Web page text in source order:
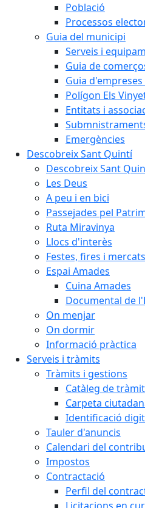
Població
Processos
Guia del municipi
Serveis i
Guia de
Guia
Polígon Els
Entitats i
Emergències
Descobreix Sant Quintí
Descobreix Sant
Les Deus
A peu i en bici
Passejades pel
Ruta Miravinya
Llocs d'interès
Festes, fires i mercats
Espai Amades
Cuina Amades
Documental de
On menjar
On dormir
Informació pràctica
Serveis i tràmits
Tràmits i gestions
Catàleg de
Carpeta
Identificació
Tauler d'anuncis
Calendari del
Impostos
Contractació
Perfil del